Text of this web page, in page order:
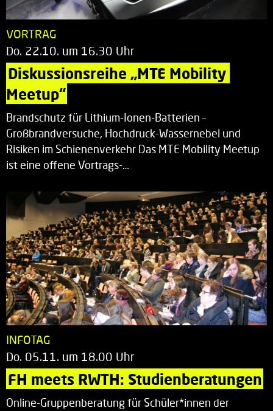
VORTRAG
Do. 22.10. um 16.30 Uhr
Diskussionsreihe „MTE Mobility
Meetup“
Brandschutz für Lithium-Ionen-Batterien –
Großbrandversuche, Hochdruck-Wassernebel und
Risiken im Schienenverkehr Das MTE Mobility Meetup
ist eine offene Vortrags-…
INFOTAG
Do. 05.11. um 18.00 Uhr
FH meets RWTH: Studienberatungen
Online-Gruppenberatung für Schüler*innen der